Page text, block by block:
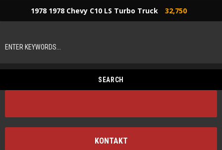
1978 1978 Chevy C10 LS Turbo Truck 32,750
KONTAKT